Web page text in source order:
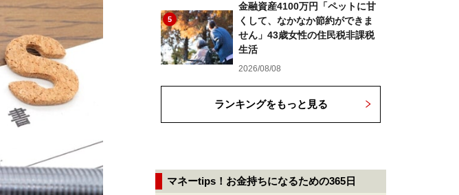
5
金融資産4100万円「ペットに甘
くして、なかなか節約ができま
せん」43歳女性の住民税非課税
生活
2026/08/08
ランキングをもっと見る
マネーtips！お金持ちになるための365日